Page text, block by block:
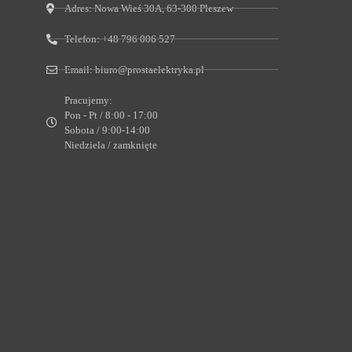
Adres:Nowa Wieś 30A, 63-300 Pleszew
Telefon:+48 796 006 527
Email:biuro@prostaelektryka.pl
Pracujemy:
Pon - Pt / 8:00 - 17:00
Sobota / 9:00-14:00
Niedziela / zamknięte